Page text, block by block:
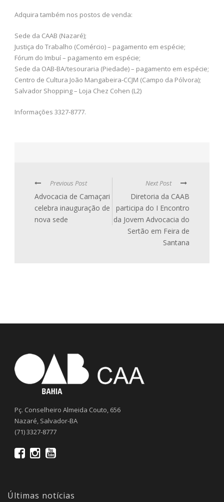
Adquira também nos postos de venda:
Sede da CAAB (Nazaré);
Justiça do Trabalho (Comércio) – pagamento em espécie;
Fórum do Imbuí – pagamento em espécie;
Sede da OAB-BA/tesouraria (Piedade) – pagamento em espécie;
Centro de Cultura João Mangabeira-CCJM (Campo da Pólvora);
Salvador Shopping – Loja Chez Cohen (L2)
Informações 3327-8777.
Previous Post
Advocacia de Camaçari
celebra inauguração de
nova sede
Next Post
Diretoria da CAAB
participa do I Encontro
da Jovem Advocacia do
Sertão em Feira de
Santana
Pç. Conselheiro Almeida Couto, 656
Nazaré, Salvador-BA
(71) 3327-8777
Últimas notícias